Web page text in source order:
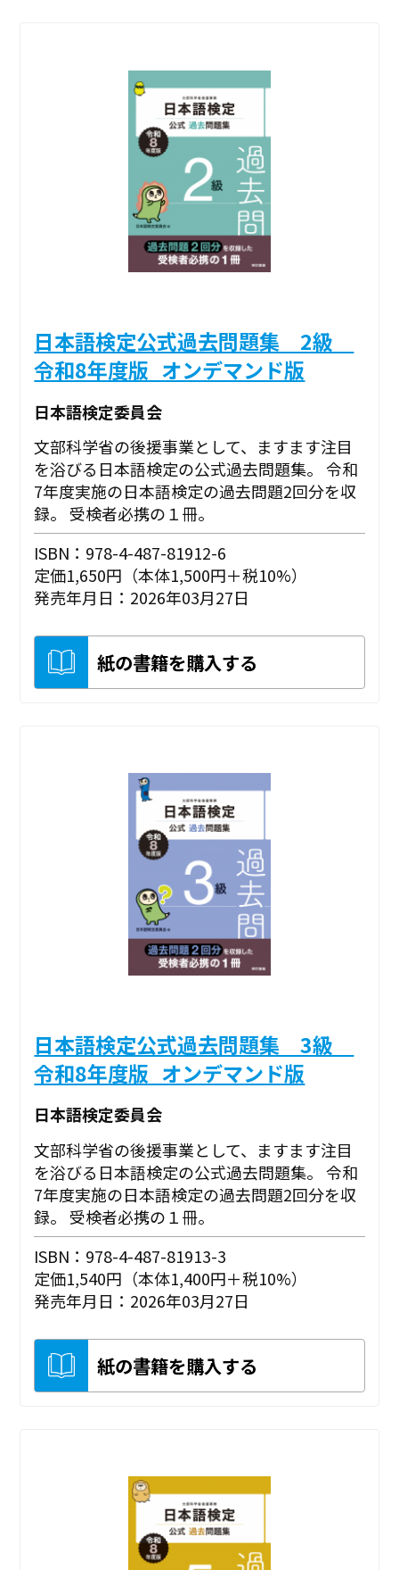
日本語検定公式過去問題集 2級
令和8年度版_オンデマンド版
日本語検定委員会
文部科学省の後援事業として、ますます注目
を浴びる日本語検定の公式過去問題集。 令和
7年度実施の日本語検定の過去問題2回分を収
録。 受検者必携の１冊。
ISBN：978-4-487-81912-6
定価1,650円（本体1,500円＋税10%）
発売年月日：2026年03月27日
紙の書籍を購入する
日本語検定公式過去問題集 3級
令和8年度版_オンデマンド版
日本語検定委員会
文部科学省の後援事業として、ますます注目
を浴びる日本語検定の公式過去問題集。 令和
7年度実施の日本語検定の過去問題2回分を収
録。 受検者必携の１冊。
ISBN：978-4-487-81913-3
定価1,540円（本体1,400円＋税10%）
発売年月日：2026年03月27日
紙の書籍を購入する